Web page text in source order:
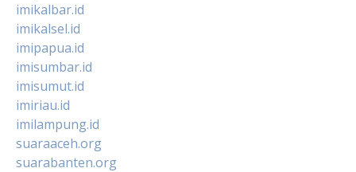
imikalbar.id
imikalsel.id
imipapua.id
imisumbar.id
imisumut.id
imiriau.id
imilampung.id
suaraaceh.org
suarabanten.org